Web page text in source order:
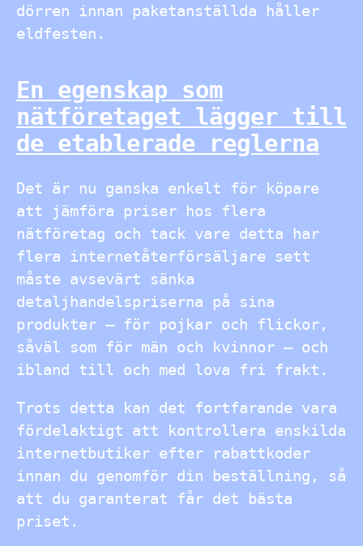
dörren innan paketanställda håller
eldfesten.
En egenskap som
nätföretaget lägger till
de etablerade reglerna
Det är nu ganska enkelt för köpare
att jämföra priser hos flera
nätföretag och tack vare detta har
flera internetåterförsäljare sett
måste avsevärt sänka
detaljhandelspriserna på sina
produkter – för pojkar och flickor,
såväl som för män och kvinnor – och
ibland till och med lova fri frakt.
Trots detta kan det fortfarande vara
fördelaktigt att kontrollera enskilda
internetbutiker efter rabattkoder
innan du genomför din beställning, så
att du garanterat får det bästa
priset.